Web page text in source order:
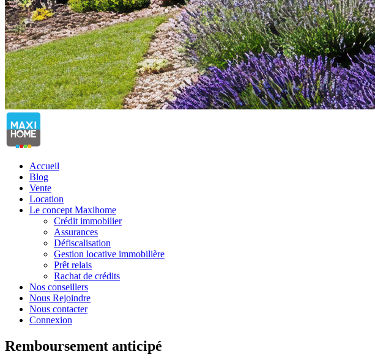
Accueil
Blog
Vente
Location
Le concept Maxihome
Crédit immobilier
Assurances
Défiscalisation
Gestion locative immobilière
Prêt relais
Rachat de crédits
Nos conseillers
Nous Rejoindre
Nous contacter
Connexion
Remboursement anticipé